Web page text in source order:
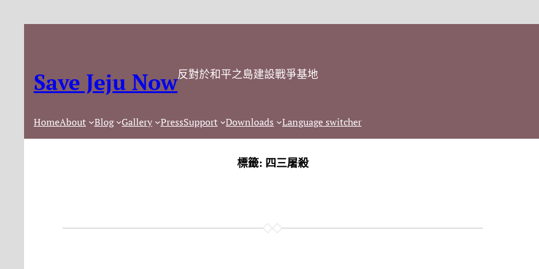
Save Jeju Now反對於和平之島建設戰爭基地
HomeAbout Blog Gallery PressSupport Downloads Language switcher
標籤: 四三屠殺